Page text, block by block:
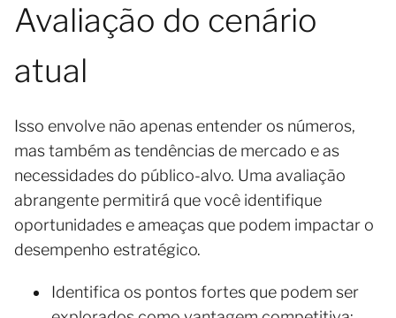
Avaliação do cenário
atual
Isso envolve não apenas entender os números,
mas também as tendências de mercado e as
necessidades do público-alvo. Uma avaliação
abrangente permitirá que você identifique
oportunidades e ameaças que podem impactar o
desempenho estratégico.
Identifica os pontos fortes que podem ser